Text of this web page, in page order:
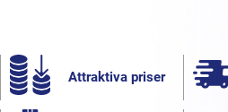
Attraktiva priser